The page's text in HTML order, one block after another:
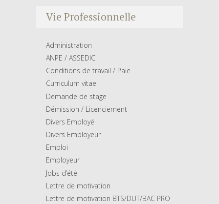
Vie Professionnelle
Administration
ANPE / ASSEDIC
Conditions de travail / Paie
Curriculum vitae
Demande de stage
Démission / Licenciement
Divers Employé
Divers Employeur
Emploi
Employeur
Jobs d’été
Lettre de motivation
Lettre de motivation BTS/DUT/BAC PRO